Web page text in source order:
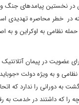
در نخستین پیامدهای جنگ
در خطر محاصره تهدیدی
نظامی به اوکراین و به
عضویت در پیمان آتلانتیک
نظامی و به ویژه دولت
به دورانی را ندارد که
را که داشتند در خدمت به